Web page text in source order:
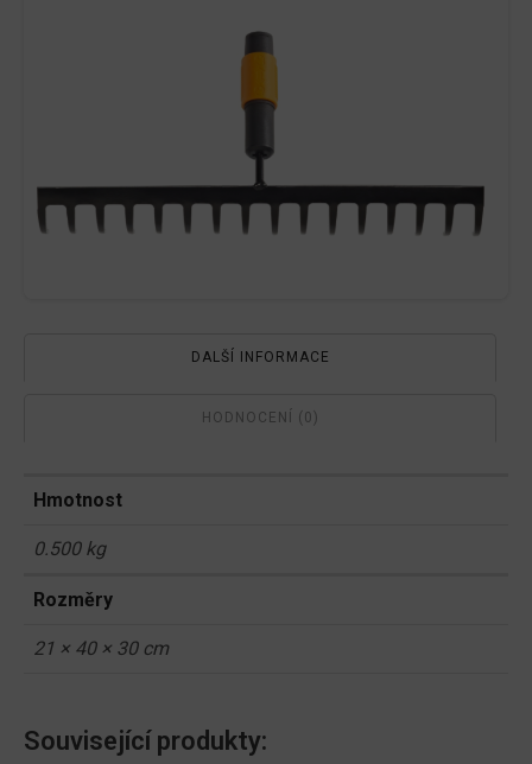
DALŠÍ INFORMACE
HODNOCENÍ (0)
Hmotnost
0.500 kg
Rozměry
21 × 40 × 30 cm
Související produkty: